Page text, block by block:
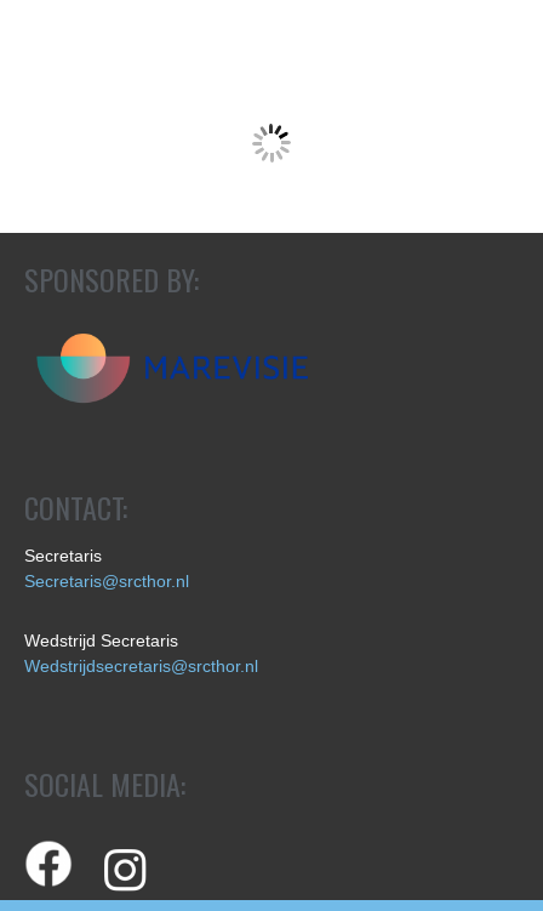
SPONSORED BY:
CONTACT:
Secretaris
Secretaris@srcthor.nl
Wedstrijd Secretaris
Wedstrijdsecretaris@srcthor.nl
SOCIAL MEDIA: